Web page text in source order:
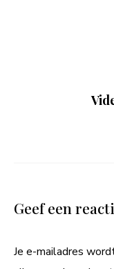
Geef een
Je e-mailadres